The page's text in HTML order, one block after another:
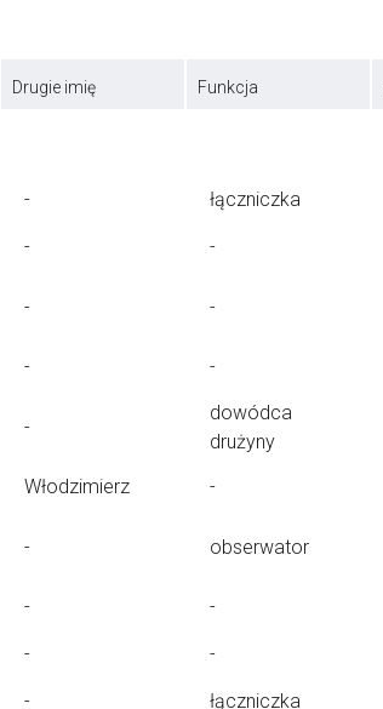
Drugie imię Funkcja
- łączniczka
- -
- -
- -
-
dowódca
drużyny
Włodzimierz -
- obserwator
- -
- -
- łączniczka